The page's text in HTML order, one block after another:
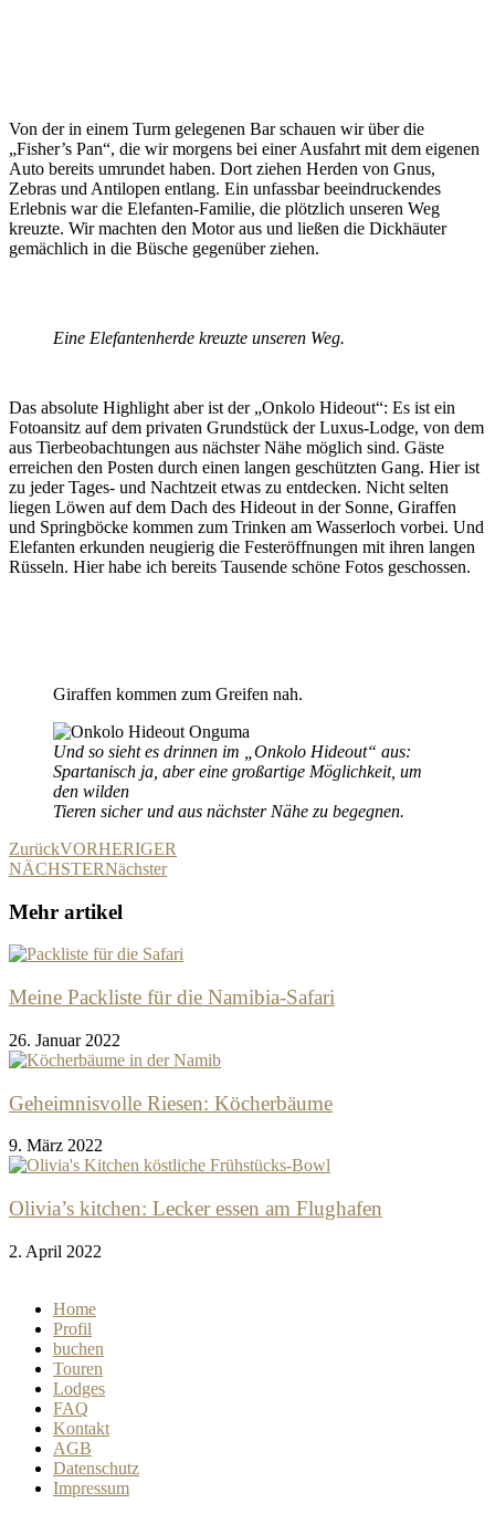
Von der in einem Turm gelegenen Bar schauen wir über die
„Fisher’s Pan“, die wir morgens bei einer Ausfahrt mit dem eigenen
Auto bereits umrundet haben. Dort ziehen Herden von Gnus,
Zebras und Antilopen entlang. Ein unfassbar beeindruckendes
Erlebnis war die Elefanten-Familie, die plötzlich unseren Weg
kreuzte. Wir machten den Motor aus und ließen die Dickhäuter
gemächlich in die Büsche gegenüber ziehen.
Eine Elefantenherde kreuzte unseren Weg.
Das absolute Highlight aber ist der „Onkolo Hideout“: Es ist ein
Fotoansitz auf dem privaten Grundstück der Luxus-Lodge, von dem
aus Tierbeobachtungen aus nächster Nähe möglich sind. Gäste
erreichen den Posten durch einen langen geschützten Gang. Hier ist
zu jeder Tages- und Nachtzeit etwas zu entdecken. Nicht selten
liegen Löwen auf dem Dach des Hideout in der Sonne, Giraffen
und Springböcke kommen zum Trinken am Wasserloch vorbei. Und
Elefanten erkunden neugierig die Festeröffnungen mit ihren langen
Rüsseln. Hier habe ich bereits Tausende schöne Fotos geschossen.
Giraffen kommen zum Greifen nah.
Und so sieht es drinnen im „Onkolo Hideout“ aus:
Spartanisch ja, aber eine großartige Möglichkeit, um
den wilden
Tieren sicher und aus nächster Nähe zu begegnen.
ZurückVORHERIGER
NÄCHSTERNächster
Mehr artikel
Meine Packliste für die Namibia-Safari
26. Januar 2022
Geheimnisvolle Riesen: Köcherbäume
9. März 2022
Olivia’s kitchen: Lecker essen am Flughafen
2. April 2022
Home
Profil
buchen
Touren
Lodges
FAQ
Kontakt
AGB
Datenschutz
Impressum